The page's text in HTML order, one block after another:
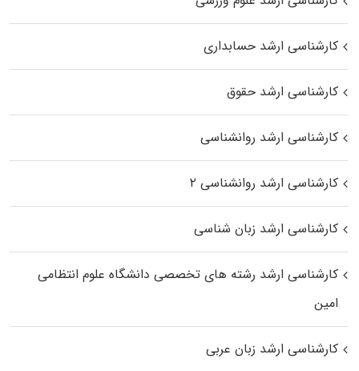
کارشناسی ارشد حسابداری
کارشناسی ارشد حقوق
کارشناسی ارشد روانشناسی
کارشناسی ارشد روانشناسی ۲
کارشناسی ارشد زبان شناسی
کارشناسی ارشد رﺷﺘﻪ ﻫﺎی تخصصی داﻧﺸﮕﺎه ﻋﻠﻮم انتظامی
اﻣﻴﻦ
کارشناسی ارشد زبان عربی